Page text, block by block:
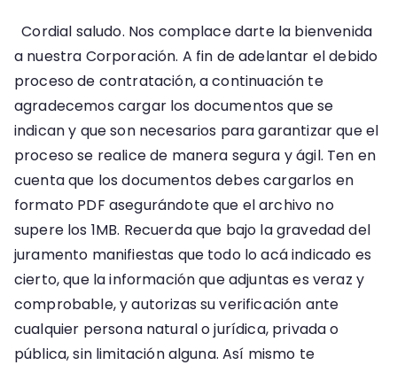
Laboral
Cordial saludo. Nos complace darte la bienvenida
a nuestra Corporación. A fin de adelantar el debido
proceso de contratación, a continuación te
agradecemos cargar los documentos que se
indican y que son necesarios para garantizar que el
proceso se realice de manera segura y ágil. Ten en
cuenta que los documentos debes cargarlos en
formato PDF asegurándote que el archivo no
supere los 1MB. Recuerda que bajo la gravedad del
juramento manifiestas que todo lo acá indicado es
cierto, que la información que adjuntas es veraz y
comprobable, y autorizas su verificación ante
cualquier persona natural o jurídica, privada o
pública, sin limitación alguna. Así mismo te